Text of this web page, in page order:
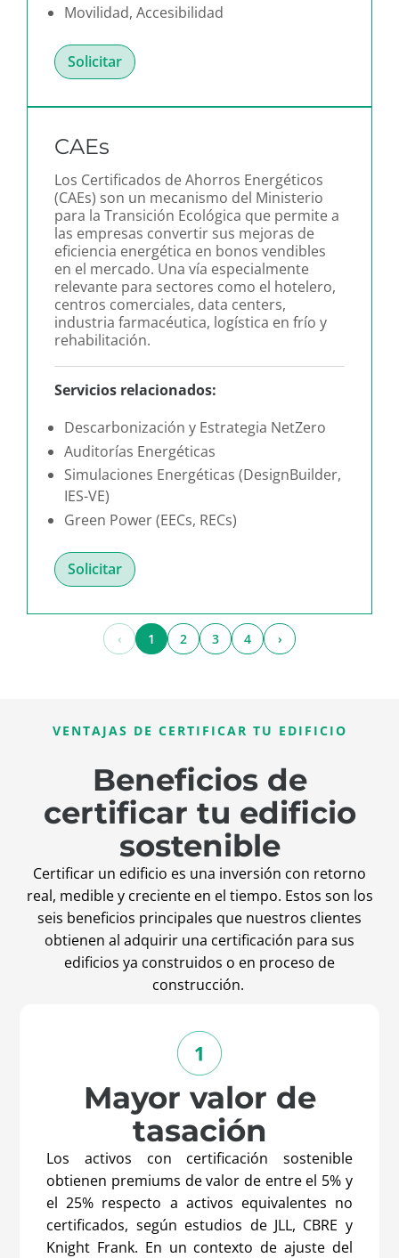
Movilidad, Accesibilidad
Solicitar
CAEs
Los Certificados de Ahorros Energéticos
(CAEs) son un mecanismo del Ministerio
para la Transición Ecológica que permite a
las empresas convertir sus mejoras de
eficiencia energética en bonos vendibles
en el mercado. Una vía especialmente
relevante para sectores como el hotelero,
centros comerciales, data centers,
industria farmacéutica, logística en frío y
rehabilitación.
Servicios relacionados:
Descarbonización y Estrategia NetZero
Auditorías Energéticas
Simulaciones Energéticas (DesignBuilder,
IES-VE)
Green Power (EECs, RECs)
Solicitar
‹ 1 2 3 4 ›
VENTAJAS DE CERTIFICAR TU EDIFICIO
Beneficios de
certificar tu edificio
sostenible
Certificar un edificio es una inversión con retorno
real, medible y creciente en el tiempo. Estos son los
seis beneficios principales que nuestros clientes
obtienen al adquirir una certificación para sus
edificios ya construidos o en proceso de
construcción.
Mayor valor de
tasación
Los activos con certificación sostenible
obtienen premiums de valor de entre el 5% y
el 25% respecto a activos equivalentes no
certificados, según estudios de JLL, CBRE y
Knight Frank. En un contexto de ajuste del